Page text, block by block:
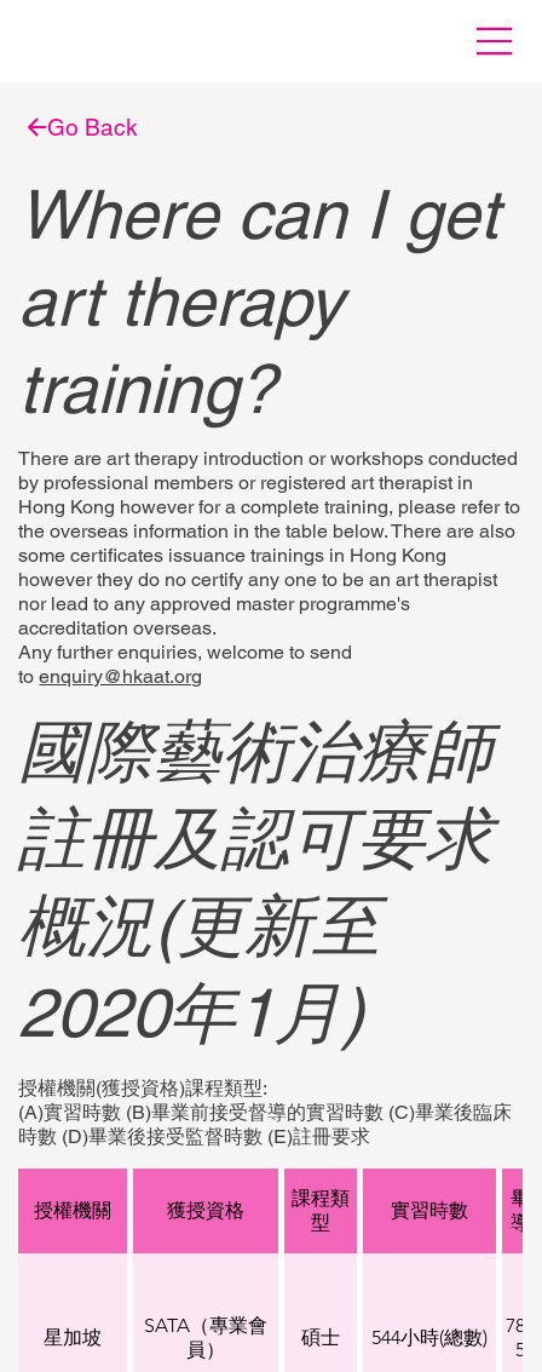
Go Back
Where can I get
art therapy
training?
There are art therapy introduction or workshops conducted
by professional members or registered art therapist in
Hong Kong however for a complete training, please refer to
the overseas information in the table below. There are also
some certificates issuance trainings in Hong Kong
however they do no certify any one to be an art therapist
nor lead to any approved master programme's
accreditation overseas.
Any further enquiries, welcome to send
toenquiry@hkaat.org
國際藝術治療師
註冊及認可要求
概況(更新至
2020年1月)
授權機關(獲授資格)課程類型:
(A)實習時數 (B)畢業前接受督導的實習時數 (C)畢業後臨床
時數 (D)畢業後接受監督時數 (E)註冊要求
授權機關 獲授資格
課程類
型
實習時數
畢
導
星加坡
SATA（專業會
員）
碩士 544小時(總數)
78
52